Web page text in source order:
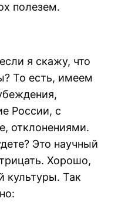
полезем.
я скажу, что
То есть, имеем
России, с
отклонениями.
Это научный
Хорошо,
Так